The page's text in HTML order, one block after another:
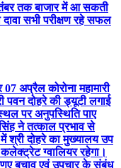
तक बाजार में आ सकती
सभी परीक्षण रहे सफल
07 अप्रैल कोरोना महामारी
पवन दोहरे की ड्यूटी लगाई
पर अनुपस्थिति पाए
ने तत्काल प्रभाव से
श्री दोहरे का मुख्यालय उप
कलेक्ट्रेट ग्वालियर रहेगा।
बचाव एवं उपचार के संबंध